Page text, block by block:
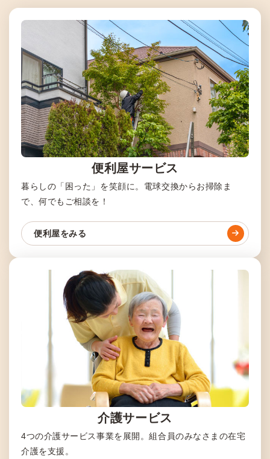
便利屋サービス
暮らしの「困った」を笑顔に。電球交換からお掃除ま
で、何でもご相談を！
便利屋をみる
介護サービス
4つの介護サービス事業を展開。組合員のみなさまの在宅
介護を支援。